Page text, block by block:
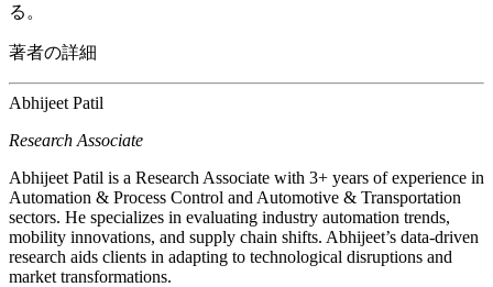
る。
著者の詳細
Abhijeet Patil
Research Associate
Abhijeet Patil is a Research Associate with 3+ years of experience in
Automation & Process Control and Automotive & Transportation
sectors. He specializes in evaluating industry automation trends,
mobility innovations, and supply chain shifts. Abhijeet’s data-driven
research aids clients in adapting to technological disruptions and
market transformations.